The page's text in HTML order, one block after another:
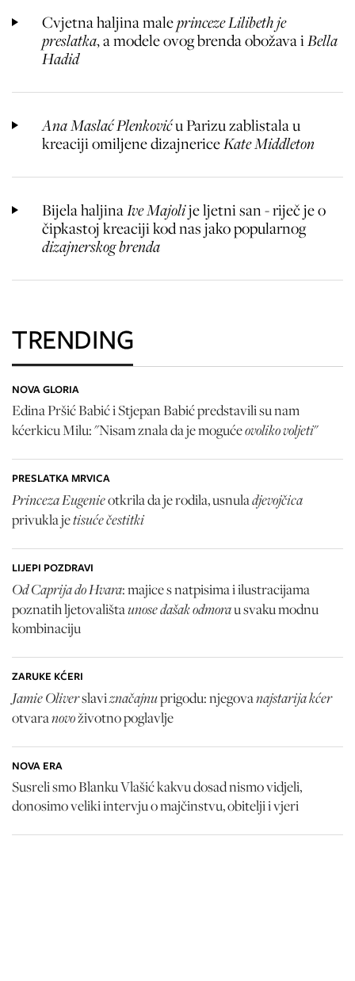
Cvjetna haljina maleprinceze Lilibeth je
preslatka, a modele ovog brenda obožava iBella
Hadid
Ana Maslać Plenkoviću Parizu zablistala u
kreaciji omiljene dizajnericeKate Middleton
Bijela haljinaIve Majolije ljetni san - riječ je o
čipkastoj kreaciji kod nas jako popularnog
dizajnerskog brenda
TRENDING
NOVA GLORIA
Edina Pršić Babić i Stjepan Babić predstavili su nam
kćerkicu Milu: "Nisam znala da je mogućeovoliko voljeti"
PRESLATKA MRVICA
Princeza Eugenieotkrila da je rodila, usnuladjevojčica
privukla jetisuće čestitki
LIJEPI POZDRAVI
Od Caprija do Hvara: majice s natpisima i ilustracijama
poznatih ljetovalištaunose dašak odmorau svaku modnu
kombinaciju
ZARUKE KĆERI
Jamie Oliverslaviznačajnuprigodu: njegovanajstarija kćer
otvaranovoživotno poglavlje
NOVA ERA
Susreli smo Blanku Vlašić kakvu dosad nismo vidjeli,
donosimo veliki intervju o majčinstvu, obitelji i vjeri